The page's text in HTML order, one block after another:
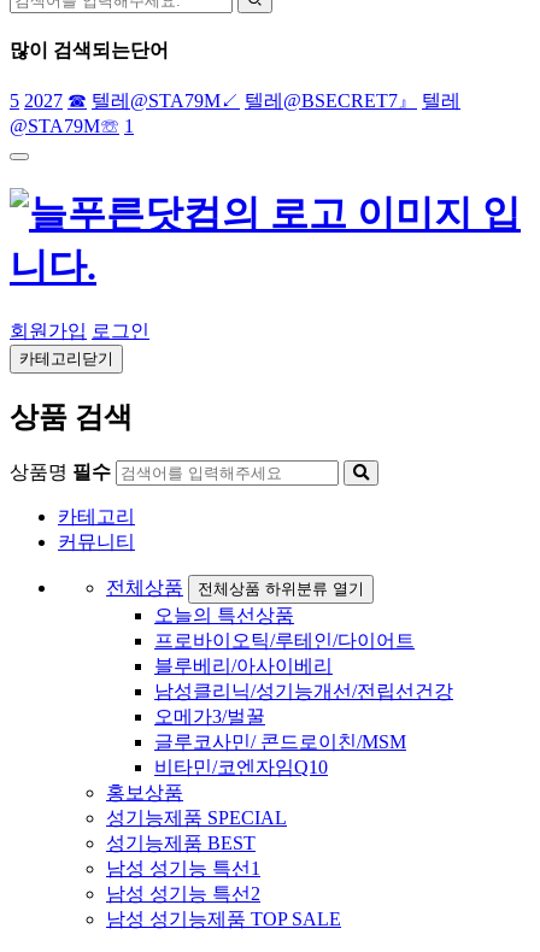
많이 검색되는단어
5 2027 ☎ 텔레@STA79M↙ 텔레@BSECRET7』
텔레
@STA79M☏ 1
회원가입 로그인
카테고리닫기
상품 검색
상품명 필수
카테고리
커뮤니티
전체상품 전체상품 하위분류 열기
오늘의 특선상품
프로바이오틱/루테인/다이어트
블루베리/아사이베리
남성클리닉/성기능개선/전립선건강
오메가3/벌꿀
글루코사민/ 콘드로이친/MSM
비타민/코엔자임Q10
홍보상품
성기능제품 SPECIAL
성기능제품 BEST
남성 성기능 특선1
남성 성기능 특선2
남성 성기능제품 TOP SALE